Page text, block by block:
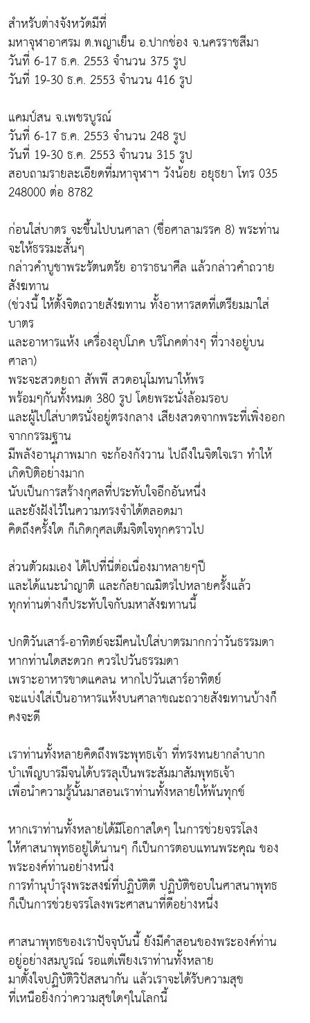
สำหรับต่างจังหวัดมีที่
มหาจุฬาอาศรม ต.พญาเย็น อ.ปากช่อง จ.นครราชสีมา
วันที่ 6-17 ธ.ค. 2553 จำนวน 375 รูป
วันที่ 19-30 ธ.ค. 2553 จำนวน 416 รูป
แคมป์สน จ.เพชรบูรณ์
วันที่ 6-17 ธ.ค. 2553 จำนวน 248 รูป
วันที่ 19-30 ธ.ค. 2553 จำนวน 315 รูป
สอบถามรายละเอียดที่มหาจุฬาฯ วังน้อย อยุธยา โทร 035
248000 ต่อ 8782
ก่อนใส่บาตร จะขึ้นไปบนศาลา (ชื่อศาลามรรค 8) พระท่าน
จะให้ธรรมะสั้นๆ
กล่าวคำบูชาพระรัตนตรัย อาราธนาศีล แล้วกล่าวคำถวาย
สังฆทาน
(ช่วงนี้ ให้ตั้งจิตถวายสังฆทาน ทั้งอาหารสดที่เตรียมมาใส่
บาตร
และอาหารแห้ง เครื่องอุปโภค บริโภคต่างๆ ที่วางอยู่บน
ศาลา)
พระจะสวดยถา สัพพี สวดอนุโมทนาให้พร
พร้อมๆกันทั้งหมด 380 รูป โดยพระนั่งล้อมรอบ
และผู้ไปใส่บาตรนั่งอยู่ตรงกลาง เสียงสวดจากพระที่เพิ่งออก
จากกรรมฐาน
มีพลังอานุภาพมาก จะก้องกังวาน ไปถึงในจิตใจเรา ทำให้
เกิดปิติอย่างมาก
นับเป็นการสร้างกุศลที่ประทับใจอีกอันหนึ่ง
และยังฝังไว้ในความทรงจำได้ตลอดมา
คิดถึงครั้งใด ก็เกิดกุศลเต็มจิตใจทุกคราวไป
ส่วนตัวผมเอง ได้ไปที่นี่ต่อเนื่องมาหลายๆปี
และได้แนะนำญาติ และกัลยาณมิตรไปหลายครั้งแล้ว
ทุกท่านต่างก็ประทับใจกับมหาสังฆทานนี้
ปกติวันเสาร์-อาทิตย์จะมีคนไปใส่บาตรมากกว่าวันธรรมดา
หากท่านใดสะดวก ควรไปวันธรรมดา
เพราะอาหารขาดแคลน หากไปวันเสาร์อาทิตย์
จะแบ่งใส่เป็นอาหารแห้งบนศาลาขณะถวายสังฆทานบ้างก็
คงจะดี
เราท่านทั้งหลายคิดถึงพระพุทธเจ้า ที่ทรงทนยากลำบาก
บำเพ็ญบารมีจนได้บรรลุเป็นพระสัมมาสัมพุทธเจ้า
เพื่อนำความรู้นั้นมาสอนเราท่านทั้งหลายให้พ้นทุกข์
หากเราท่านทั้งหลายได้มีโอกาสใดๆ ในการช่วยจรรโลง
ให้ศาสนาพุทธอยู่ได้นานๆ ก็เป็นการตอบแทนพระคุณ ของ
พระองค์ท่านอย่างหนึ่ง
การทำนุบำรุงพระสงฆ์ที่ปฏิบัติดี ปฏิบัติชอบในศาสนาพุทธ
ก็เป็นการช่วยจรรโลงพระศาสนาที่ดีอย่างหนึ่ง
ศาสนาพุทธของเราปัจจุบันนี้ ยังมีคำสอนของพระองค์ท่าน
อยู่อย่างสมบูรณ์ รอแต่เพียงเราท่านทั้งหลาย
มาตั้งใจปฏิบัติวิปัสสนากัน แล้วเราจะได้รับความสุข
ที่เหนือยิ่งกว่าความสุขใดๆในโลกนี้